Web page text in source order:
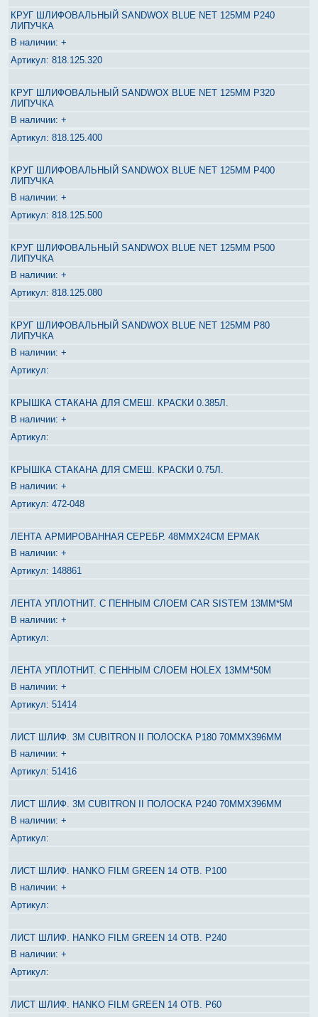
КРУГ ШЛИФОВАЛЬНЫЙ SANDWOX BLUE NET 125ММ P240
ЛИПУЧКА
+
818.125.320
КРУГ ШЛИФОВАЛЬНЫЙ SANDWOX BLUE NET 125ММ P320
ЛИПУЧКА
+
818.125.400
КРУГ ШЛИФОВАЛЬНЫЙ SANDWOX BLUE NET 125ММ P400
ЛИПУЧКА
+
818.125.500
КРУГ ШЛИФОВАЛЬНЫЙ SANDWOX BLUE NET 125ММ P500
ЛИПУЧКА
+
818.125.080
КРУГ ШЛИФОВАЛЬНЫЙ SANDWOX BLUE NET 125ММ P80
ЛИПУЧКА
+
КРЫШКА СТАКАНА ДЛЯ СМЕШ. КРАСКИ 0.385Л.
+
КРЫШКА СТАКАНА ДЛЯ СМЕШ. КРАСКИ 0.75Л.
+
472-048
ЛЕНТА АРМИРОВАННАЯ СЕРЕБР. 48ММХ24СМ ЕРМАК
+
148861
ЛЕНТА УПЛОТНИТ. С ПЕННЫМ СЛОЕМ CAR SISTEM 13ММ*5М
+
ЛЕНТА УПЛОТНИТ. С ПЕННЫМ СЛОЕМ HOLEX 13ММ*50М
+
51414
ЛИСТ ШЛИФ. 3M CUBITRON II ПОЛОСКА P180 70ММХ396ММ
+
51416
ЛИСТ ШЛИФ. 3M CUBITRON II ПОЛОСКА P240 70ММХ396ММ
+
ЛИСТ ШЛИФ. HANKO FILM GREEN 14 ОТВ. P100
+
ЛИСТ ШЛИФ. HANKO FILM GREEN 14 ОТВ. P240
+
ЛИСТ ШЛИФ. HANKO FILM GREEN 14 ОТВ. P60